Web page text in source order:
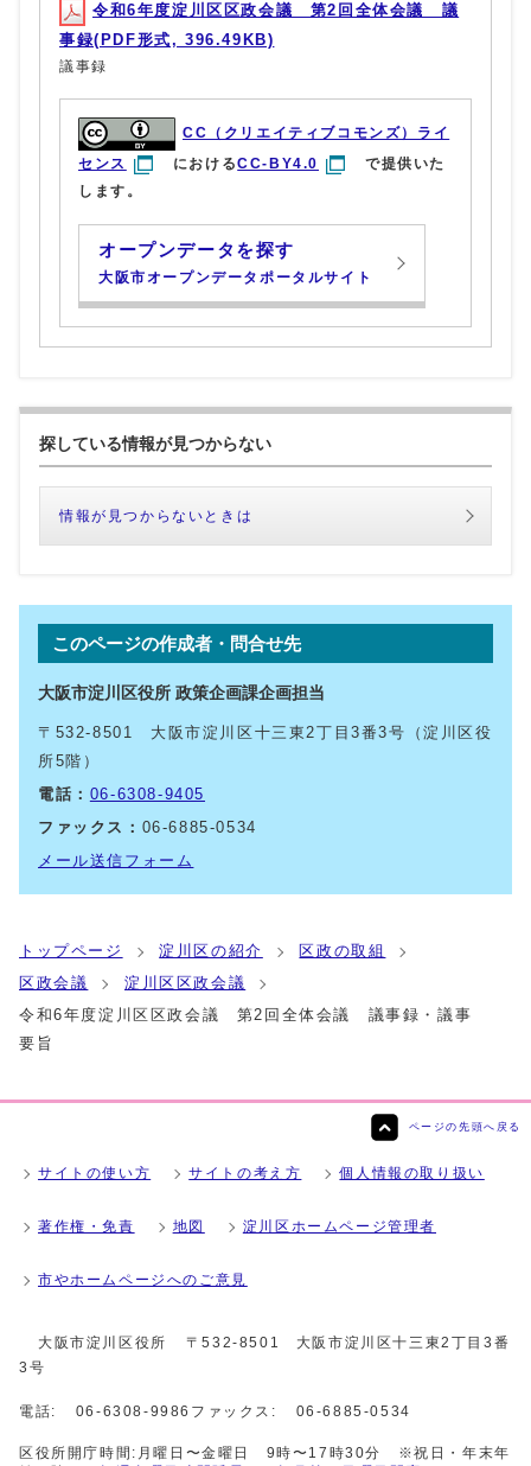
令和6年度淀川区区政会議 第2回全体会議 議
事録(PDF形式, 396.49KB)
議事録
CC（クリエイティブコモンズ）ライ
センス
におけるCC-BY4.0
で提供いた
します。
オープンデータを探す
大阪市オープンデータポータルサイト
探している情報が見つからない
情報が見つからないときは
このページの作成者・問合せ先
大阪市淀川区役所 政策企画課企画担当
〒532-8501 大阪市淀川区十三東2丁目3番3号（淀川区役
所5階）
電話： 06-6308-9405
ファックス： 06-6885-0534
メール送信フォーム
トップページ 淀川区の紹介
区政の取組
区政会議
淀川区区政会議
令和6年度淀川区区政会議 第2回全体会議 議事録・議事
要旨
ページの先頭へ戻る
サイトの使い方 サイトの考え方 個人情報の取り扱い
著作権・免責 地図 淀川区ホームページ管理者
市やホームページへのご意見
大阪市淀川区役所
〒532-8501 大阪市淀川区十三東2丁目3番
3号
電話: 06-6308-9986 ファックス: 06-6885-0534
区役所開庁時間:月曜日〜金曜日 9時〜17時30分 ※祝日・年末年